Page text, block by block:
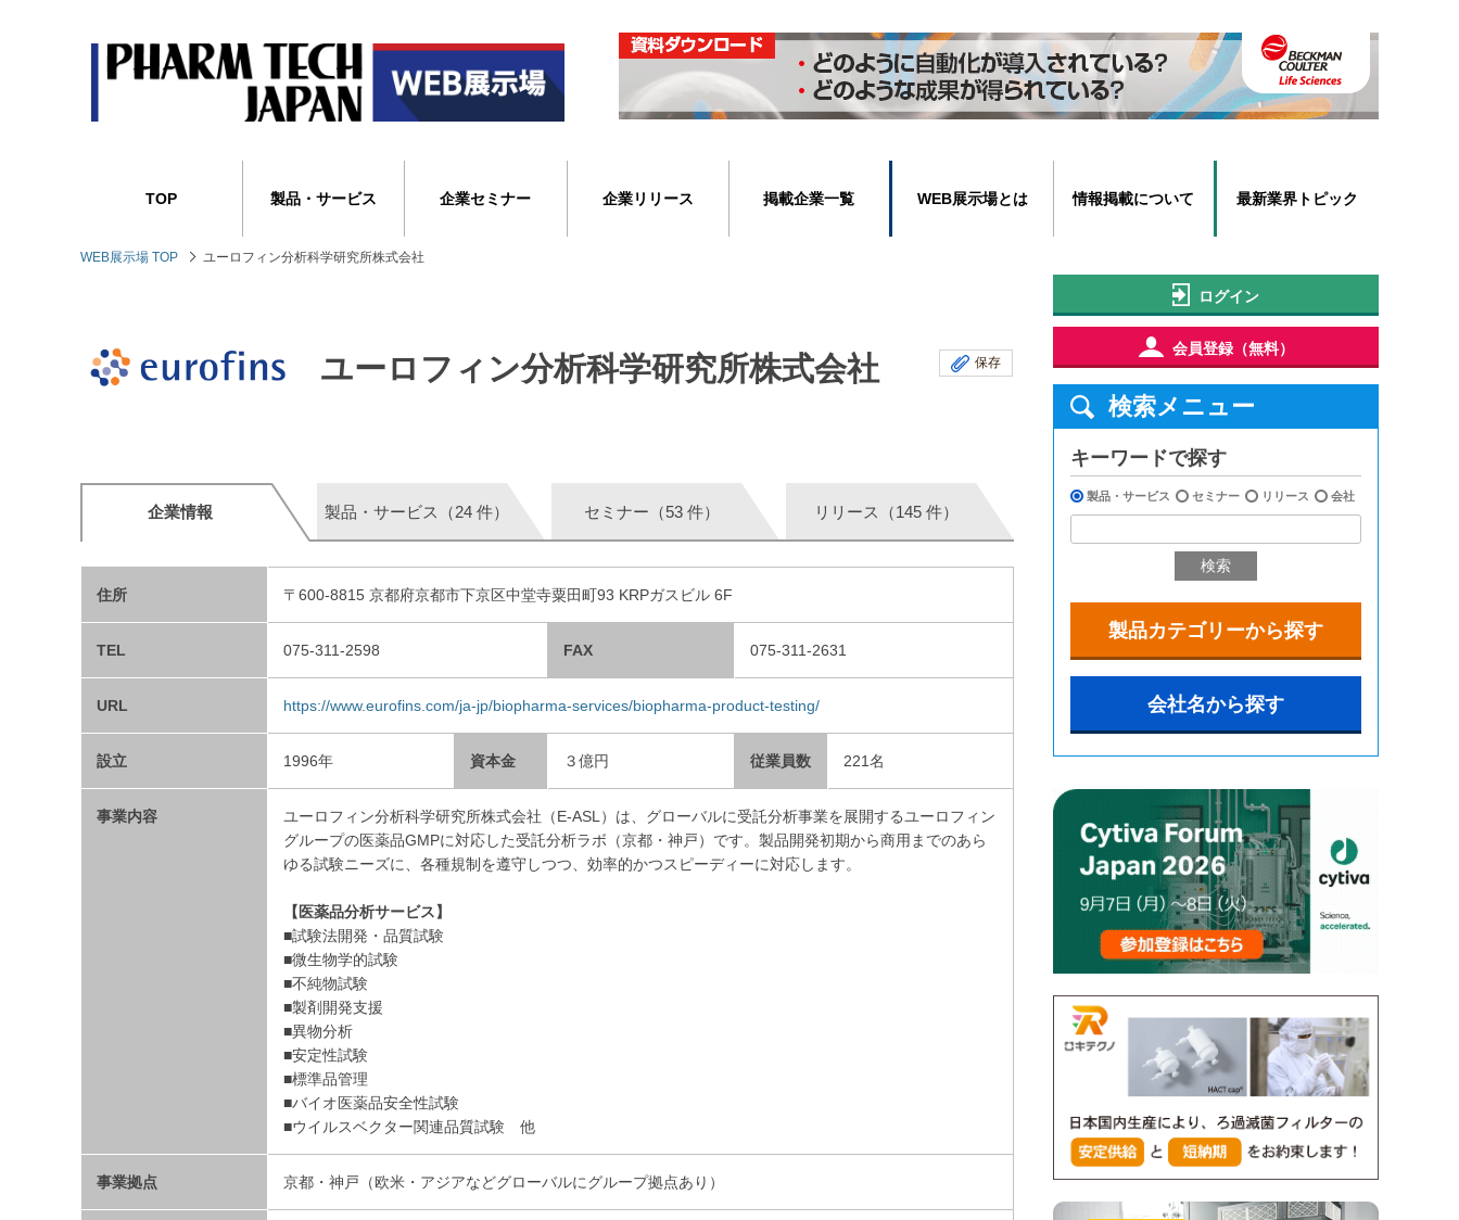
TOP 製品・サービス 企業セミナー 企業リリース 掲載企業一覧 WEB展示場とは 情報掲載について 最新業界トピック
WEB展示場 TOP ユーロフィン分析科学研究所株式会社
ユーロフィン分析科学研究所株式会社 保存
企業情報 製品・サービス（24 件） セミナー（53 件） リリース（145 件）
住所 〒600-8815 京都府京都市下京区中堂寺粟田町93 KRPガスビル 6F
TEL 075-311-2598 FAX 075-311-2631
URL https://www.eurofins.com/ja-jp/biopharma-services/biopharma-product-testing/
設立 1996年 資本金 ３億円 従業員数 221名
事業内容
ユーロフィン分析科学研究所株式会社（E-ASL）は、グローバルに受託分析事業を展開するユーロフィン
グループの医薬品GMPに対応した受託分析ラボ（京都・神戸）です。製品開発初期から商用までのあら
ゆる試験ニーズに、各種規制を遵守しつつ、効率的かつスピーディーに対応します。
【医薬品分析サービス】
■試験法開発・品質試験
■微生物学的試験
■不純物試験
■製剤開発支援
■異物分析
■安定性試験
■標準品管理
■バイオ医薬品安全性試験
■ウイルスベクター関連品質試験 他
事業拠点 京都・神戸（欧米・アジアなどグローバルにグループ拠点あり）
ログイン
会員登録（無料）
検索メニュー
キーワードで探す
製品・サービス セミナー リリース 会社
検索
製品カテゴリーから探す
会社名から探す